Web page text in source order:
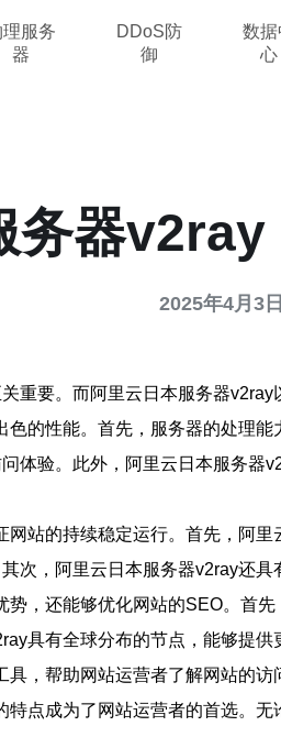
服务
器
DDoS防
御
数据
心
务器
2025年4月3日
重要。而阿里云日本服务器v2ray
的性能。首先，服务器的处理
体验。此外，阿里云日本服务
站的持续稳定运行。首先，阿
次，阿里云日本服务器v2ray还
，还能够优化网站的SEO。首
具有全球分布的节点，能够提
，帮助网站运营者了解网站的访
点成为了网站运营者的首选。